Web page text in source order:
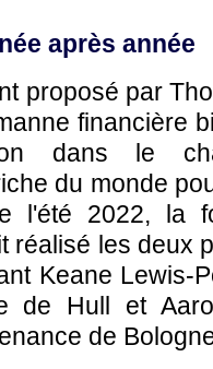
après année
proposé par
financière
dans le
du monde
l'été 2022, la
réalisé les deux
Keane Lewis-
de Hull et
de